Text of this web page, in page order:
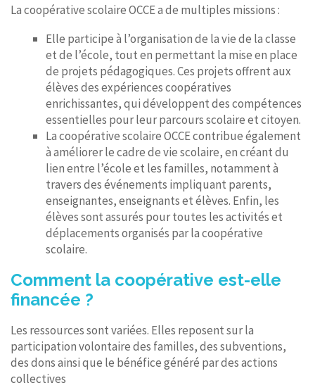
La coopérative scolaire OCCE a de multiples missions :
Elle participe à l’organisation de la vie de la classe
et de l’école, tout en permettant la mise en place
de projets pédagogiques. Ces projets offrent aux
élèves des expériences coopératives
enrichissantes, qui développent des compétences
essentielles pour leur parcours scolaire et citoyen.
La coopérative scolaire OCCE contribue également
à améliorer le cadre de vie scolaire, en créant du
lien entre l’école et les familles, notamment à
travers des événements impliquant parents,
enseignantes, enseignants et élèves. Enfin, les
élèves sont assurés pour toutes les activités et
déplacements organisés par la coopérative
scolaire.
Comment la coopérative est-elle
financée ?
Les ressources sont variées. Elles reposent sur la
participation volontaire des familles, des subventions,
des dons ainsi que le bénéfice généré par des actions
collectives